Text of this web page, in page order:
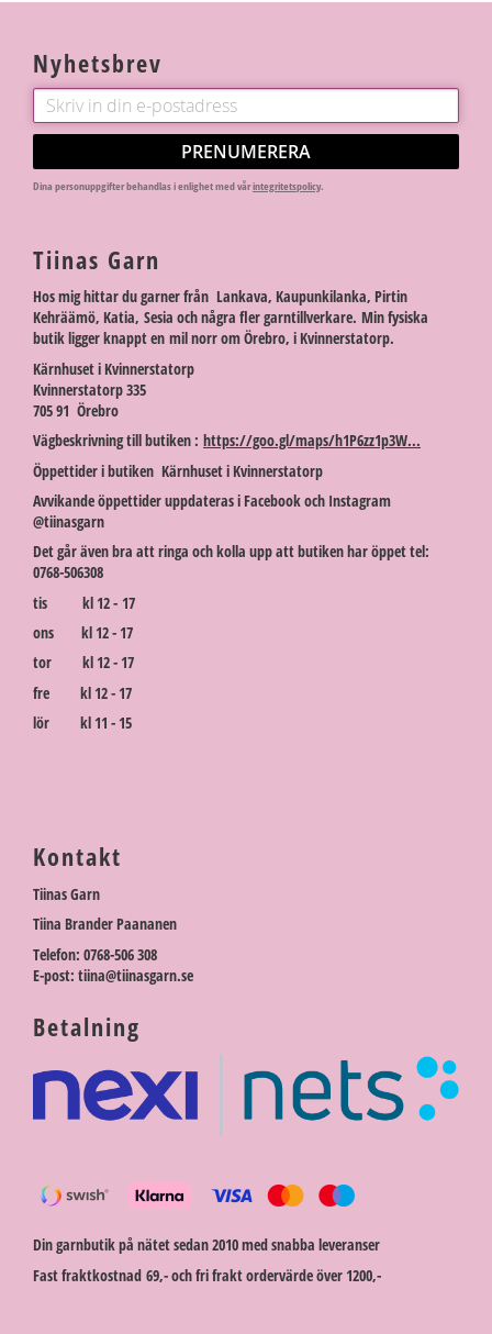
Nyhetsbrev
PRENUMERERA
Dina personuppgifter behandlas i enlighet med vårintegritetspolicy.
Tiinas Garn
Hos mig hittar du garner från Lankava, Kaupunkilanka, Pirtin
Kehräämö, Katia, Sesia och några fler garntillverkare. Min fysiska
butik ligger knappt en mil norr om Örebro, i Kvinnerstatorp.
Kärnhuset i Kvinnerstatorp
Kvinnerstatorp 335
705 91 Örebro
Vägbeskrivning till butiken : https://goo.gl/maps/h1P6zz1p3W...
Öppettider i butiken Kärnhuset i Kvinnerstatorp
Avvikande öppettider uppdateras i Facebook och Instagram
@tiinasgarn
Det går även bra att ringa och kolla upp att butiken har öppet tel:
0768-506308
tis kl 12 - 17
ons kl 12 - 17
tor kl 12 - 17
fre kl 12 - 17
lör kl 11 - 15
Kontakt
Tiinas Garn
Tiina Brander Paananen
Telefon: 0768-506 308
E-post: tiina@tiinasgarn.se
Betalning
Din garnbutik på nätet sedan 2010 med snabba leveranser
Fast fraktkostnad 69,- och fri frakt ordervärde över 1200,-